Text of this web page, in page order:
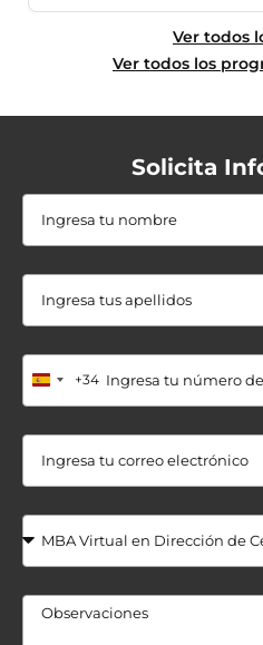
Ver todos
Ver todos los
Solicita
+34